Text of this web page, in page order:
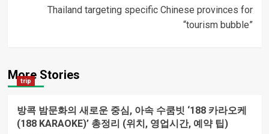
Thailand targeting specific Chinese provinces for
“tourism bubble”
More Stories
trip
방콕 밤문화의 새로운 중심, 아속 수쿰빗 ‘188 카라오케
(188 KARAOKE)’ 총정리 (위치, 영업시간, 예약 팁)